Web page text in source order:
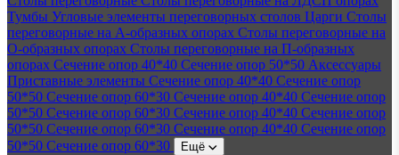
Тумбы Угловые элементы переговорных столов Царги Столы
переговорные на А-образных опорах Столы переговорные на
О-образных опорах Столы переговорные на П-образных
опорах Сечение опор 40*40 Сечение опор 50*50 Аксессуары
Приставные элементы Сечение опор 40*40 Сечение опор
50*50 Сечение опор 60*30 Сечение опор 40*40 Сечение опор
50*50 Сечение опор 60*30 Сечение опор 40*40 Сечение опор
50*50 Сечение опор 60*30 Сечение опор 40*40 Сечение опор
50*50 Сечение опор 60*30 Ещё